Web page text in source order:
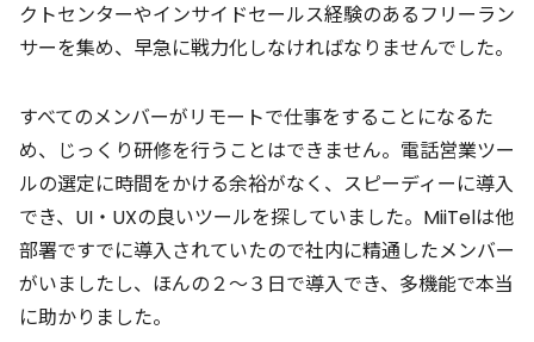
クトセンターやインサイドセールス経験のあるフリーラン
サーを集め、早急に戦力化しなければなりませんでした。
すべてのメンバーがリモートで仕事をすることになるた
め、じっくり研修を行うことはできません。電話営業ツー
ルの選定に時間をかける余裕がなく、スピーディーに導入
でき、UI・UXの良いツールを探していました。MiiTelは他
部署ですでに導入されていたので社内に精通したメンバー
がいましたし、ほんの２～３日で導入でき、多機能で本当
に助かりました。